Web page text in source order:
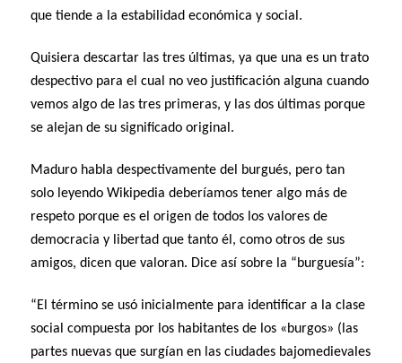
que tiende a la estabilidad económica y social.
Quisiera descartar las tres últimas, ya que una es un trato
despectivo para el cual no veo justificación alguna cuando
vemos algo de las tres primeras, y las dos últimas porque
se alejan de su significado original.
Maduro habla despectivamente del burgués, pero tan
solo leyendo Wikipedia deberíamos tener algo más de
respeto porque es el origen de todos los valores de
democracia y libertad que tanto él, como otros de sus
amigos, dicen que valoran. Dice así sobre la “burguesía”:
“El término se usó inicialmente para identificar a la clase
social compuesta por los habitantes de los «burgos» (las
partes nuevas que surgían en las ciudades bajomedievales